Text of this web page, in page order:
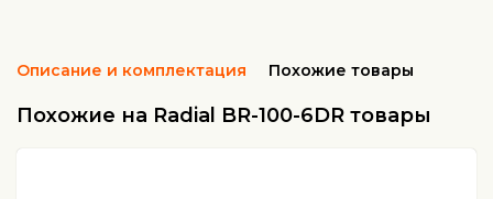
Описание и комплектация Похожие товары
Похожие на Radial BR-100-6DR товары